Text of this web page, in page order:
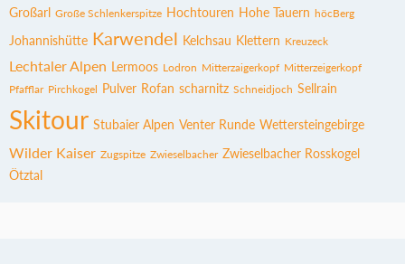
Großarl Große Schlenkerspitze Hochtouren Hohe Tauern höcBerg
Johannishütte Karwendel Kelchsau Klettern Kreuzeck
Lechtaler Alpen Lermoos Lodron Mitterzaigerkopf Mitterzeigerkopf
Pfafflar Pirchkogel Pulver Rofan scharnitz Schneidjoch Sellrain
Skitour Stubaier Alpen Venter Runde Wettersteingebirge
Wilder Kaiser Zugspitze Zwieselbacher Zwieselbacher Rosskogel
Ötztal